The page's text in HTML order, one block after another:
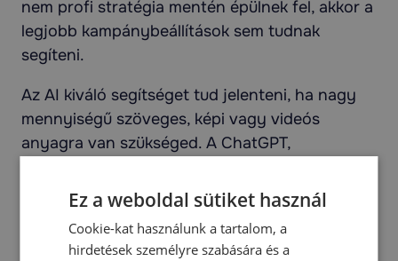
nem profi stratégia mentén épülnek fel, akkor a
legjobb kampánybeállítások sem tudnak
segíteni.
Az AI kiváló segítséget tud jelenteni, ha nagy
mennyiségű szöveges, képi vagy videós
anyagra van szükséged. A ChatGPT,
segítségével gyorsabban és hatékonyabban
hirdetéseket.
Ez a weboldal sütiket használ
Cookie-kat használunk a tartalom, a
hirdetések személyre szabására és a